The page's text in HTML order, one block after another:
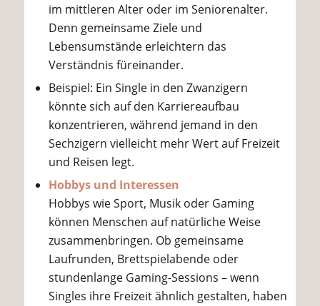
im mittleren Alter oder im Seniorenalter.
Denn gemeinsame Ziele und
Lebensumstände erleichtern das
Verständnis füreinander.
Beispiel: Ein Single in den Zwanzigern
könnte sich auf den Karriereaufbau
konzentrieren, während jemand in den
Sechzigern vielleicht mehr Wert auf Freizeit
und Reisen legt.
Hobbys und Interessen
Hobbys wie Sport, Musik oder Gaming
können Menschen auf natürliche Weise
zusammenbringen. Ob gemeinsame
Laufrunden, Brettspielabende oder
stundenlange Gaming-Sessions – wenn
Singles ihre Freizeit ähnlich gestalten, haben